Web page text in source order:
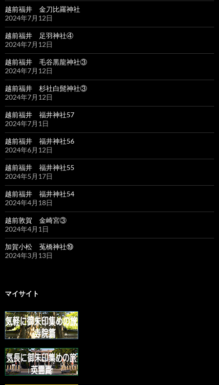
越前福井 金刀比羅神社
2024年7月12日
越前福井 足羽神社④
2024年7月12日
越前福井 毛谷黒龍神社③
2024年7月12日
越前福井 杉社白髭神社③
2024年7月12日
越前福井 福井神社57
2024年7月1日
越前福井 福井神社56
2024年6月12日
越前福井 福井神社55
2024年5月17日
越前福井 福井神社54
2024年4月18日
越前敦賀 金崎宮③
2024年4月1日
加賀小松 菟橋神社⑲
2024年3月13日
マイサイト